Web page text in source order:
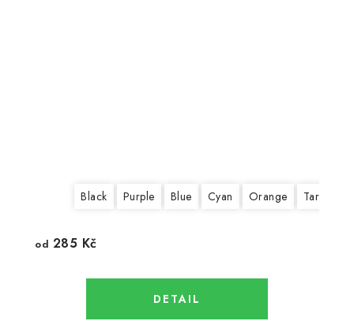
Black Purple Blue Cyan Orange Tarnish
od 285 Kč